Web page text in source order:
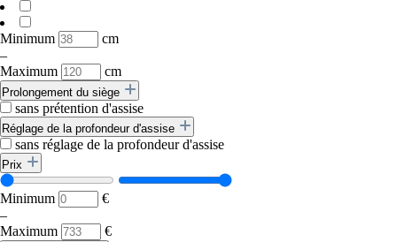
Minimum
cm
–
Maximum
cm
Prolongement du siège
sans prétention d'assise
Réglage de la profondeur d'assise
sans réglage de la profondeur d'assise
Prix
Minimum
€
–
Maximum
€